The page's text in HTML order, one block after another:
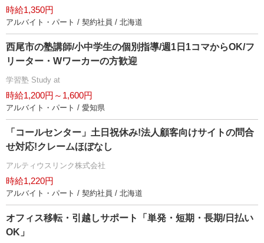
時給1,350円
アルバイト・パート / 契約社員 / 北海道
西尾市の塾講師/小中学生の個別指導/週1日1コマからOK/フ
リーター・Wワーカーの方歓迎
学習塾 Study at
時給1,200円～1,600円
アルバイト・パート / 愛知県
「コールセンター」土日祝休み!法人顧客向けサイトの問合
せ対応!クレームほぼなし
アルティウスリンク株式会社
時給1,220円
アルバイト・パート / 契約社員 / 北海道
オフィス移転・引越しサポート「単発・短期・長期/日払い
OK」